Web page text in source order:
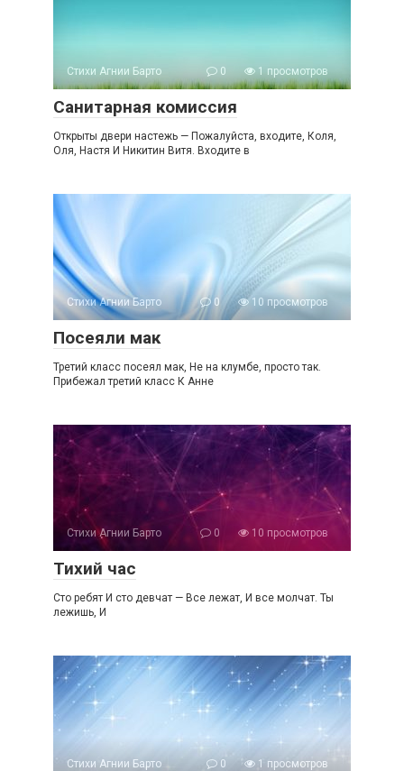
Стихи Агнии Барто 0 1 просмотров
Санитарная комиссия
Открыты двери настежь — Пожалуйста, входите, Коля,
Оля, Настя И Никитин Витя. Входите в
Стихи Агнии Барто 0 10 просмотров
Посеяли мак
Третий класс посеял мак, Не на клумбе, просто так.
Прибежал третий класс К Анне
Стихи Агнии Барто 0 10 просмотров
Тихий час
Сто ребят И сто девчат — Все лежат, И все молчат. Ты
лежишь, И
Стихи Агнии Барто 0 1 просмотров